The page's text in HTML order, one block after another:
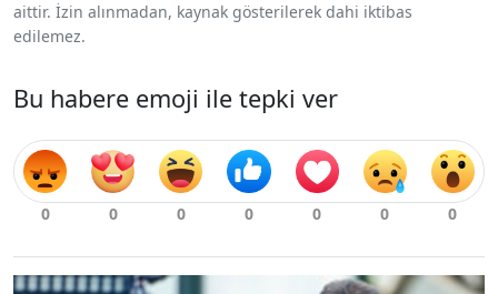
aittir. İzin alınmadan, kaynak gösterilerek dahi iktibas
edilemez.
Bu habere emoji ile tepki ver